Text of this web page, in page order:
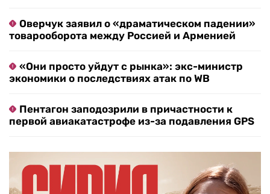
Оверчук заявил о «драматическом падении»
товарооборота между Россией и Арменией
«Они просто уйдут с рынка»: экс-министр
экономики о последствиях атак по WB
Пентагон заподозрили в причастности к
первой авиакатастрофе из-за подавления GPS